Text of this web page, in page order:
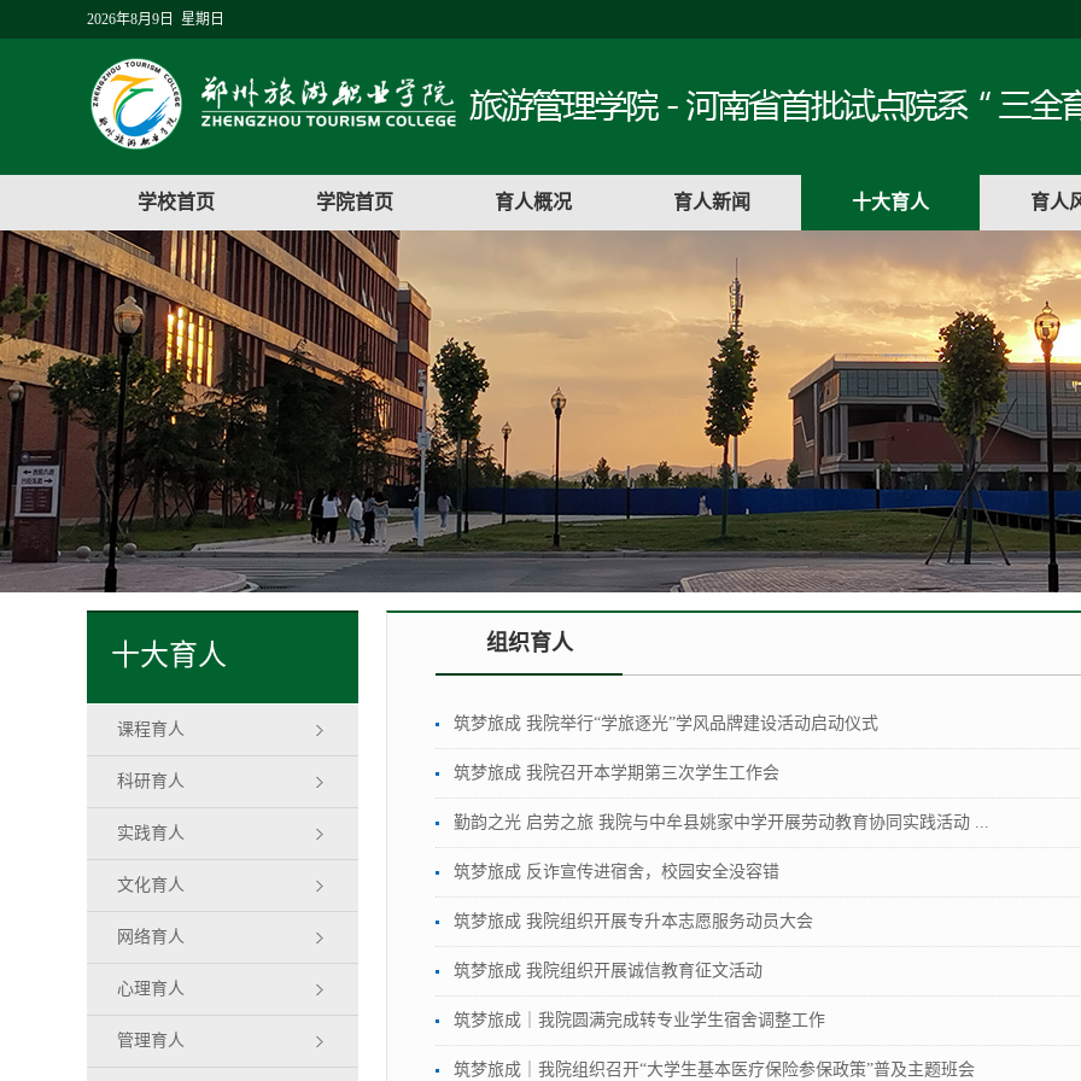
2026年8月9日 星期日
学校首页 学院首页 育人概况 育人新闻 十大育人 育人
十大育人
课程育人
科研育人
实践育人
文化育人
网络育人
心理育人
管理育人
组织育人
筑梦旅成 我院举行“学旅逐光”学风品牌建设活动启动仪式
筑梦旅成 我院召开本学期第三次学生工作会
勤韵之光 启劳之旅 我院与中牟县姚家中学开展劳动教育协同实践活动 ...
筑梦旅成 反诈宣传进宿舍，校园安全没容错
筑梦旅成 我院组织开展专升本志愿服务动员大会
筑梦旅成 我院组织开展诚信教育征文活动
筑梦旅成｜我院圆满完成转专业学生宿舍调整工作
筑梦旅成｜我院组织召开“大学生基本医疗保险参保政策”普及主题班会